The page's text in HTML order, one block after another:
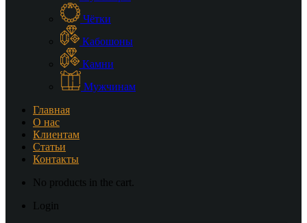
Чётки
Кабошоны
Камни
Мужчинам
Главная
О нас
Клиентам
Статьи
Контакты
No products in the cart.
Login